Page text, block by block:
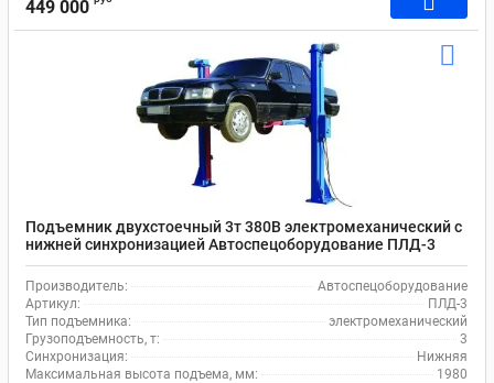
449 000
Подъемник двухстоечный 3т 380В электромеханический с
нижней синхронизацией Автоспецоборудование ПЛД-3
Производитель:
Автоспецоборудование
Артикул:
ПЛД-3
Тип подъемника:
электромеханический
Грузоподъемность, т:
3
Синхронизация:
Нижняя
Максимальная высота подъема, мм:
1980